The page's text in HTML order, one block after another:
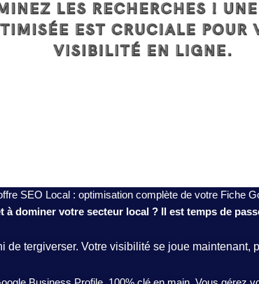
SEO Local : optimisation complète de votre Fiche
à dominer votre secteur local ? Il est temps de
de tergiverser. Votre visibilité se joue maintenant,